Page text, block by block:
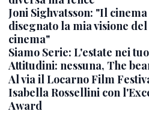
Joni Sighvatsson: "Il
disegnato la mia visione
cinema"
Siamo Serie: L'estate nei
Attitudini: nessuna, The
Al via il Locarno Film
Isabella Rossellini con
Award